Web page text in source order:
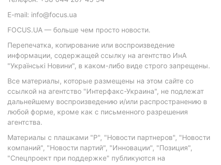
E-mail: info@focus.ua
FOCUS.UA — больше чем просто новости.
Перепечатка, копирование или воспроизведение
информации, содержащей ссылку на агентство ИнА
"Українські Новини", в каком-либо виде строго запрещены.
Все материалы, которые размещены на этом сайте со
ссылкой на агентство "Интерфакс-Украина", не подлежат
дальнейшему воспроизведению и/или распространению в
любой форме, кроме как с письменного разрешения
агентства.
Материалы с плашками "Р", "Новости партнеров", "Новости
компаний", "Новости партий", "Инновации", "Позиция",
"Спецпроект при поддержке" публикуются на